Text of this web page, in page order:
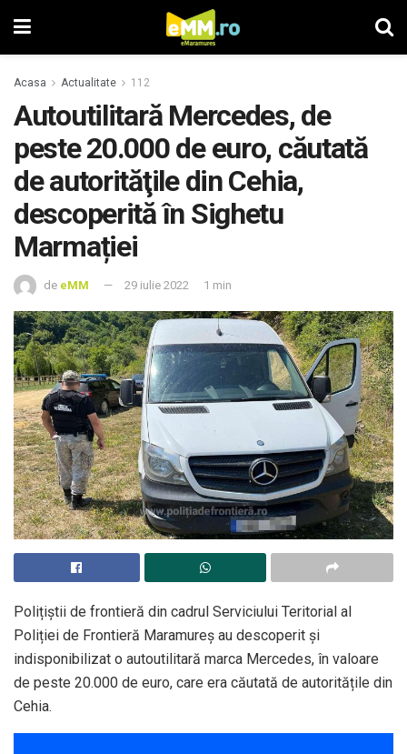
Acasa Actualitate 112
Autoutilitară Mercedes, de
peste 20.000 de euro, căutată
de autorităţile din Cehia,
descoperită în Sighetu
Marmației
de eMM 29 iulie 2022 1 min
Polițiștii de frontieră din cadrul Serviciului Teritorial al
Poliției de Frontieră Maramureș au descoperit și
indisponibilizat o autoutilitară marca Mercedes, în valoare
de peste 20.000 de euro, care era căutată de autoritățile din
Cehia.